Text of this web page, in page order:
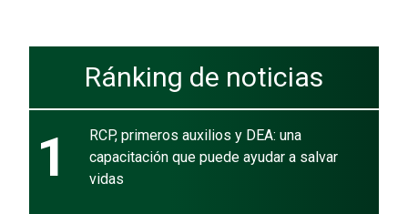
Ránking de noticias
1
RCP, primeros auxilios y DEA: una
capacitación que puede ayudar a salvar
vidas